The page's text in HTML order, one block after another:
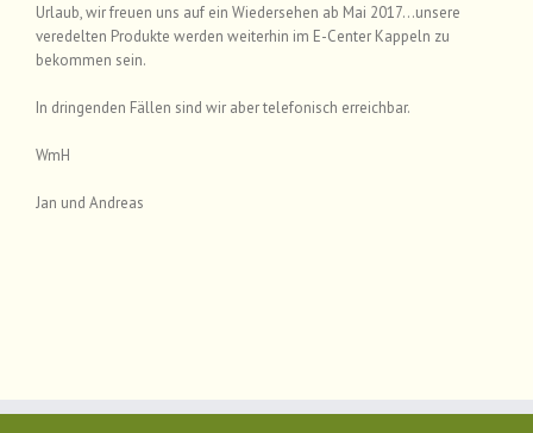
Urlaub, wir freuen uns auf ein Wiedersehen ab Mai 2017…unsere
veredelten Produkte werden weiterhin im E-Center Kappeln zu
bekommen sein.
In dringenden Fällen sind wir aber telefonisch erreichbar.
WmH
Jan und Andreas